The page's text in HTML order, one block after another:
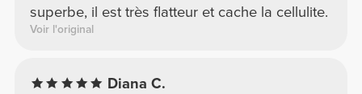
superbe, il est très flatteur et cache la cellulite.
Voir l'original
Diana C.